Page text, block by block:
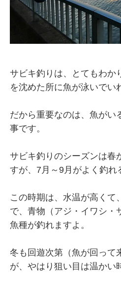
サビキ釣りは、とてもわか
を沈めた所に魚が泳いでい
だから重要なのは、魚がい
事です。
サビキ釣りのシーズンは春
すが、7月～9月がよく釣れ
この時期は、水温が高くて
で、青物（アジ・イワシ・
魚種が釣れますよ。
冬も回遊次第（魚が回って
が、やはり狙い目は温かい